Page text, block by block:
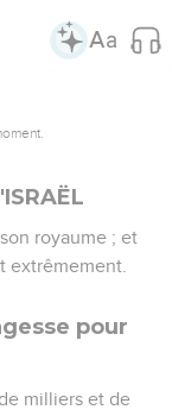
royaume ; et
extrêmement.
pour
milliers et de